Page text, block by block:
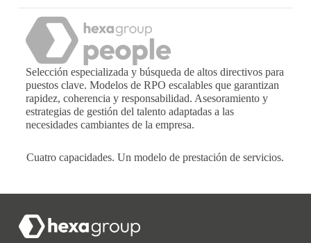
Selección especializada y búsqueda de altos directivos para
puestos clave. Modelos de RPO escalables que garantizan
rapidez, coherencia y responsabilidad. Asesoramiento y
estrategias de gestión del talento adaptadas a las
necesidades cambiantes de la empresa.
Cuatro capacidades. Un modelo de prestación de servicios.